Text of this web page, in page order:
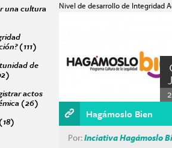
una cultura
(111)
de
Apply ¿Cómo minimizo la oportunidad de
actos
(26) Apply Procedimientos para
Apply Reglamentos y códigos filter
Nivel de desarrollo de Integridad
Hagámoslo Bien
Por:Inciativa Hagámoslo